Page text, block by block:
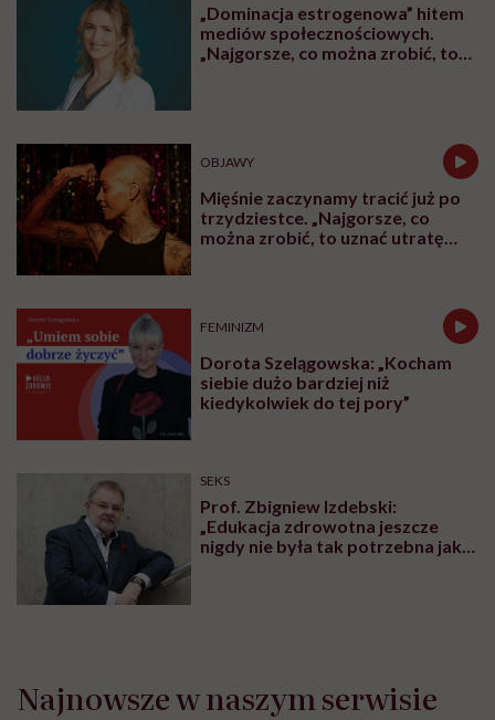
„Dominacja estrogenowa” hitem
mediów społecznościowych.
„Najgorsze, co można zrobić, to
OBJAWY
Mięśnie zaczynamy tracić już po
trzydziestce. „Najgorsze, co
można zrobić, to uznać utratę
FEMINIZM
Dorota Szelągowska: „Kocham
siebie dużo bardziej niż
kiedykolwiek do tej pory”
SEKS
Prof. Zbigniew Izdebski:
„Edukacja zdrowotna jeszcze
nigdy nie była tak potrzebna jak
Najnowsze w naszym serwisie